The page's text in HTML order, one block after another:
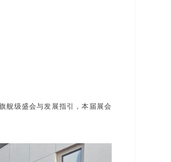
舰级盛会与发展指引，本届展会